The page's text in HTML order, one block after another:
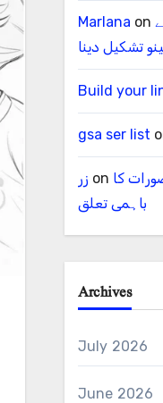
Marlana on
تشکیل دینا
Build your
gsa ser list
زر on کا
باہمی تعلق
Archives
July 2026
June 2026